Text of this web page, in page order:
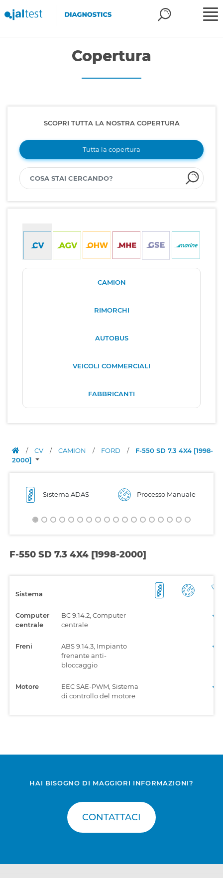
Copertura
SCOPRI TUTTA LA NOSTRA COPERTURA
Tutta la copertura
CAMION
RIMORCHI
AUTOBUS
VEICOLI COMMERCIALI
FABBRICANTI
/ CV / CAMION / FORD /
F-550 SD 7.3 4X4 [1998-
2000]
Sistema ADAS Processo Manuale
F-550 SD 7.3 4X4 [1998-2000]
Sistema
Computer
centrale
BC 9.14.2, Computer
centrale
Freni
ABS 9.14.3, Impianto
frenante anti-
bloccaggio
Motore
EEC SAE-PWM, Sistema
di controllo del motore
HAI BISOGNO DI MAGGIORI INFORMAZIONI?
CONTATTACI